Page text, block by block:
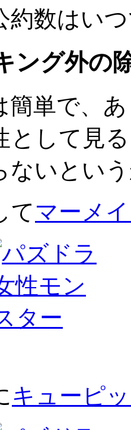
約数はい
ング外の
簡単で、
として見
ないとい
てマーメ
キューピ